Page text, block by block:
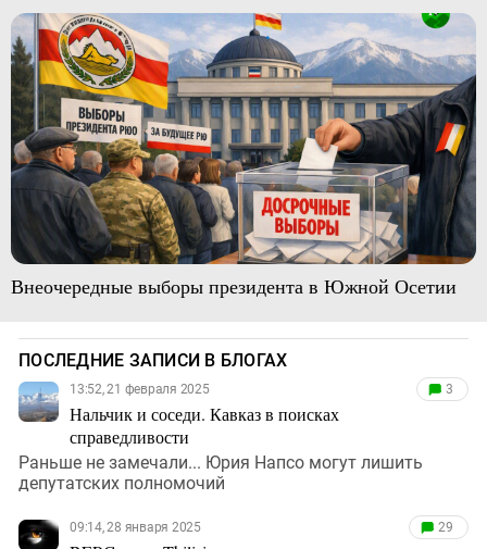
Внеочередные выборы президента в Южной Осетии
ПОСЛЕДНИЕ ЗАПИСИ В БЛОГАХ
13:52, 21 февраля 2025
Нальчик и соседи. Кавказ в поисках
справедливости
3
Раньше не замечали... Юрия Напсо могут лишить
депутатских полномочий
09:14, 28 января 2025 29